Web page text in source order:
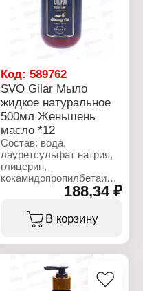
Бренд: Gilar
Тип товара: Мыло
Название: Овсянка
Код:589762
SVO Gilar Мыло
жидкое натуральное
500мл Женьшень
масло *12
Состав: вода,
лауретсульфат натрия,
глицерин,
кокамидопропилбетаин,
хлорид натрия, кокамид
кокоглюкозид,
глицерилолеат, отдушка,
экстракт листьев алоэ
вера, CI 77891
188,34 ₽
В корзину